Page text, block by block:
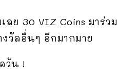
ลย 30 VIZ Coins มาร่วม
วัลอื่นๆ อีกมากมาย
วัน !